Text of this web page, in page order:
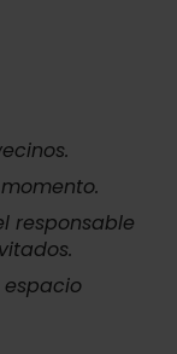
responsable